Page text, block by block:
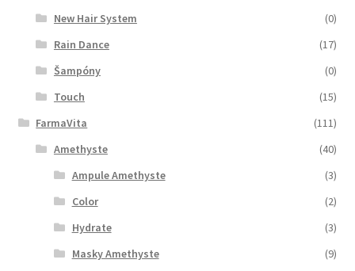
New Hair System
(0)
Rain Dance
(17)
Šampóny
(0)
Touch
(15)
FarmaVita
(111)
Amethyste
(40)
Ampule Amethyste
(3)
Color
(2)
Hydrate
(3)
Masky Amethyste
(9)